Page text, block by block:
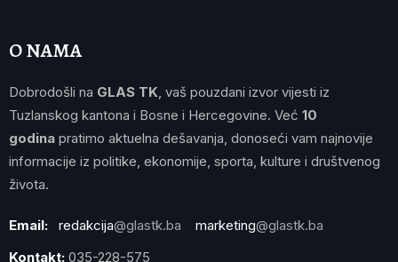
O NAMA
Dobrodošli na GLAS TK , vaš pouzdani izvor vijesti iz
Tuzlanskog kantona i Bosne i Hercegovine. Već 10
godina pratimo aktuelna dešavanja, donoseći vam najnovije
informacije iz politike, ekonomije, sporta, kulture i društvenog
života.
Email: redakcija@glastk.ba marketing@glastk.ba
Kontakt: 035-228-575